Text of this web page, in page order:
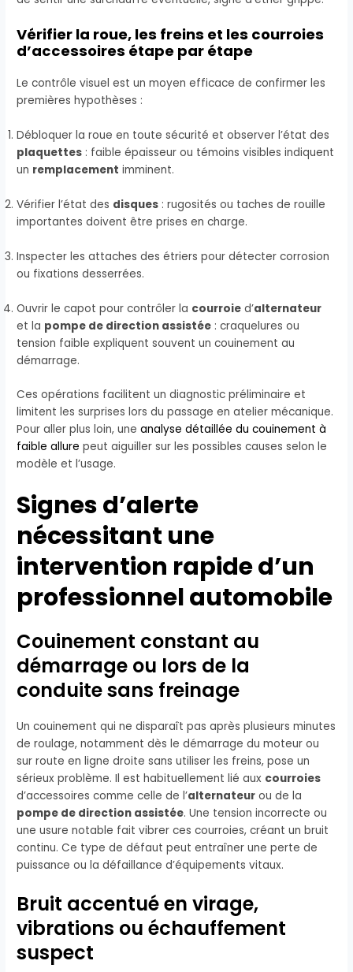
Vérifier la roue, les freins et les courroies
d’accessoires étape par étape
Le contrôle visuel est un moyen efficace de confirmer les
premières hypothèses :
Débloquer la roue en toute sécurité et observer l’état des
plaquettes : faible épaisseur ou témoins visibles indiquent
un remplacement imminent.
Vérifier l’état des disques : rugosités ou taches de rouille
importantes doivent être prises en charge.
Inspecter les attaches des étriers pour détecter corrosion
ou fixations desserrées.
Ouvrir le capot pour contrôler la courroie d’alternateur
et la pompe de direction assistée : craquelures ou
tension faible expliquent souvent un couinement au
démarrage.
Ces opérations facilitent un diagnostic préliminaire et
limitent les surprises lors du passage en atelier mécanique.
Pour aller plus loin, uneanalyse détaillée du couinement à
faible allure peut aiguiller sur les possibles causes selon le
modèle et l’usage.
Signes d’alerte
nécessitant une
intervention rapide d’un
professionnel automobile
Couinement constant au
démarrage ou lors de la
conduite sans freinage
Un couinement qui ne disparaît pas après plusieurs minutes
de roulage, notamment dès le démarrage du moteur ou
sur route en ligne droite sans utiliser les freins, pose un
sérieux problème. Il est habituellement lié aux courroies
d’accessoires comme celle de l’alternateur ou de la
pompe de direction assistée. Une tension incorrecte ou
une usure notable fait vibrer ces courroies, créant un bruit
continu. Ce type de défaut peut entraîner une perte de
puissance ou la défaillance d’équipements vitaux.
Bruit accentué en virage,
vibrations ou échauffement
suspect